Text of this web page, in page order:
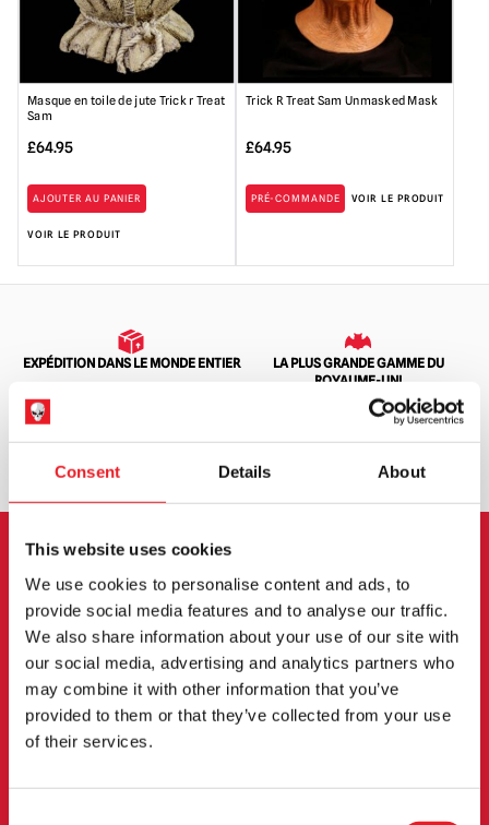
Consent Details About
This website uses cookies
We use cookies to personalise content and ads, to
provide social media features and to analyse our traffic.
We also share information about your use of our site with
our social media, advertising and analytics partners who
may combine it with other information that you’ve
provided to them or that they’ve collected from your use
of their services.
Masque en toile de jute Trick r Treat
Sam
£64.95
AJOUTER AU PANIER
VOIR LE PRODUIT
Trick R Treat Sam Unmasked Mask
£64.95
PRÉ-COMMANDE VOIR LE PRODUIT
EXPÉDITION DANS LE MONDE ENTIER
LA PLUS GRANDE GAMME DU
ROYAUME-UNI
ÉCHANGE OU RETOUR DEMANDES SUR MESURE
INSCRIPTION AU BULLETIN
D'INFORMATION
Inscrivez-vous pour recevoir les dernières
informations sur les nouveaux produits, les
événements et plus encore.